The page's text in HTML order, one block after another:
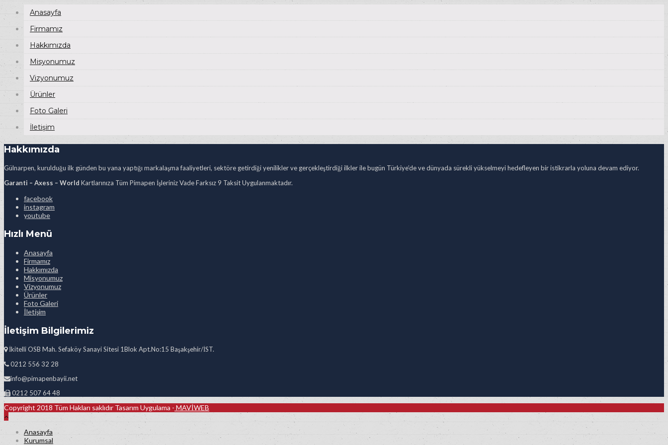
Anasayfa
Firmamız
Hakkımızda
Misyonumuz
Vizyonumuz
Ürünler
Foto Galeri
İletişim
Hakkımızda
Gülnarpen, kurulduğu ilk günden bu yana yaptığı markalaşma faaliyetleri, sektöre getirdiği yenilikler ve gerçekleştirdiği ilkler ile bugün Türkiye’de ve dünyada sürekli yükselmeyi hedefleyen bir istikrarla yoluna devam ediyor.
Garanti – Axess – World Kartlarınıza Tüm Pimapen İşleriniz Vade Farksız 9 Taksit Uygulanmaktadır.
facebook
instagram
youtube
Hızlı Menü
Anasayfa
Firmamız
Hakkımızda
Misyonumuz
Vizyonumuz
Ürünler
Foto Galeri
İletişim
İletişim Bilgilerimiz
İkitelli OSB Mah. Sefaköy Sanayi Sitesi 1Blok Apt.No:15 Başakşehir/İST.
0212 556 32 28
info@pimapenbayii.net
0212 507 64 48
Copyright 2018 Tüm Hakları saklıdır Tasarım Uygulama - MAVİWEB
Anasayfa
Kurumsal